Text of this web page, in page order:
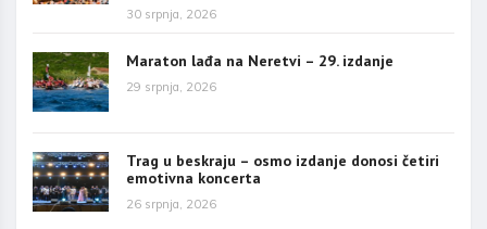
30 srpnja, 2026
Maraton lađa na Neretvi – 29. izdanje
29 srpnja, 2026
Trag u beskraju – osmo izdanje donosi četiri
emotivna koncerta
26 srpnja, 2026